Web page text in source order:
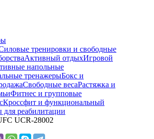
тренировки и свободные
Активный отдыхИгровой
напольные
тренажерыБокс и
Свободные весаРастяжка и
Фитнес и групповые
Кроссфит и функциональный
для реабилитации
UCR-28002